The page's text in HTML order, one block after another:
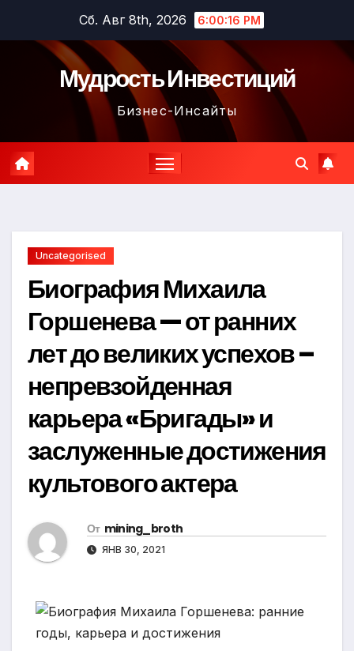
содержимому
Сб. Авг 8th, 2026 6:00:17 PM
Мудрость Инвестиций
Бизнес-Инсайты
Uncategorised
Биография Михаила
Горшенева — от ранних
лет до великих успехов –
непревзойденная
карьера «Бригады» и
заслуженные достижения
культового актера
От mining_broth
ЯНВ 30, 2021